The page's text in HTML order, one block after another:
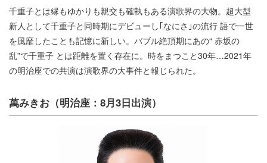
千重子とは縁もゆかりも親交も確執もある演歌界の大物。超大型
新人として千重子と同時期にデビューし｢なにさ｣の流行 語で一世
を風靡したことも記憶に新しい。バブル絶頂期にあの“ 赤坂の
乱”で千重子 とは距離を置く存在に。時をまつこと30年…2021年
の明治座での共演は演歌界の大事件と報じられた。
萬みきお（明治座：8月3日出演）